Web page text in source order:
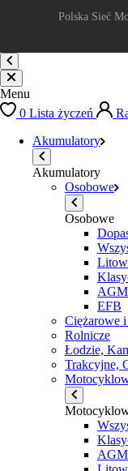
Polska Sieć
Menu
0 Lista życzeń
Akumulatory
Akumulatory
Osobowe
Osobowe
AGM
EFB
Ciężarowe
Rolnicze
Łodzie,
Trakcyjne,
AGM